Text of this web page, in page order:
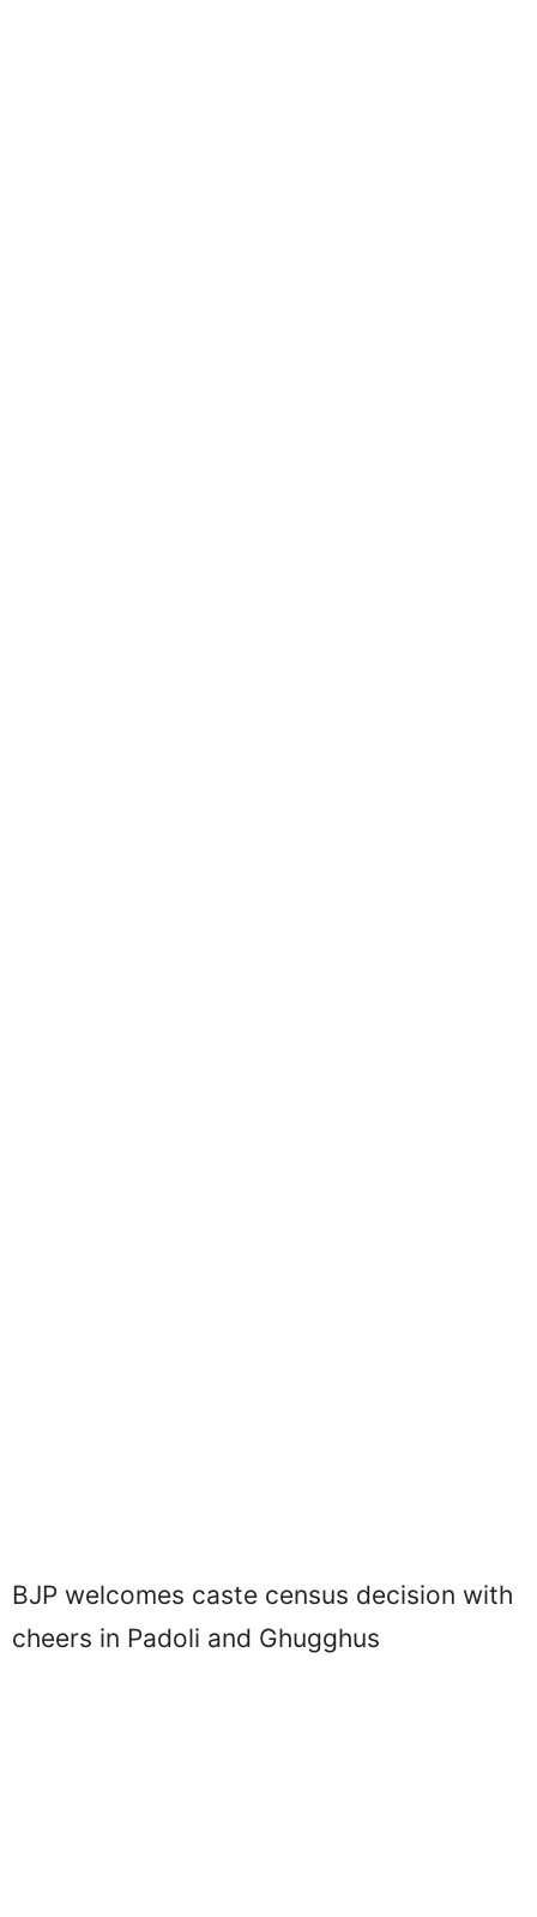
BJP welcomes caste census decision with
cheers in Padoli and Ghugghus